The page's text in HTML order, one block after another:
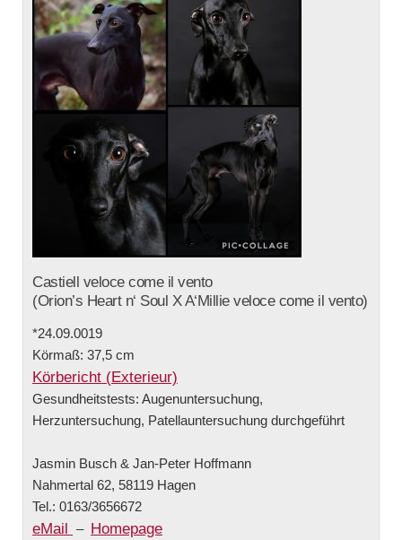
Castiell veloce come il vento
(Orion’s Heart n‘ Soul X A‘Millie veloce come il vento)
*24.09.0019
Körmaß: 37,5 cm
Körbericht (Exterieur)
Gesundheitstests: Augenuntersuchung,
Herzuntersuchung, Patellauntersuchung durchgeführt
Jasmin Busch & Jan-Peter Hoffmann
Nahmertal 62, 58119 Hagen
Tel.: 0163/3656672
eMail – Homepage